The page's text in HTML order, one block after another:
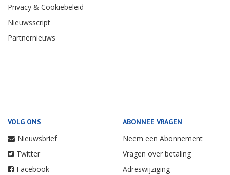
Privacy & Cookiebeleid
Nieuwsscript
Partnernieuws
VOLG ONS
Nieuwsbrief
Twitter
Facebook
ABONNEE VRAGEN
Neem een Abonnement
Vragen over betaling
Adreswijziging